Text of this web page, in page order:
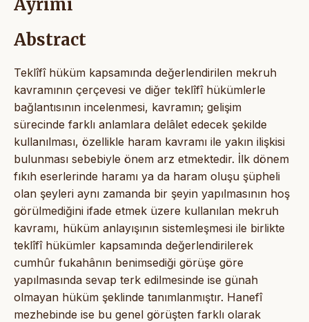
Ayrımı
Abstract
Teklîfî hüküm kapsamında değerlendirilen mekruh
kavramının çerçevesi ve diğer teklîfî hükümlerle
bağlantısının incelenmesi, kavramın; gelişim
sürecinde farklı anlamlara delâlet edecek şekilde
kullanılması, özellikle haram kavramı ile yakın ilişkisi
bulunması sebebiyle önem arz etmektedir. İlk dönem
fıkıh eserlerinde haramı ya da haram oluşu şüpheli
olan şeyleri aynı zamanda bir şeyin yapılmasının hoş
görülmediğini ifade etmek üzere kullanılan mekruh
kavramı, hüküm anlayışının sistemleşmesi ile birlikte
teklîfî hükümler kapsamında değerlendirilerek
cumhûr fukahânın benimsediği görüşe göre
yapılmasında sevap terk edilmesinde ise günah
olmayan hüküm şeklinde tanımlanmıştır. Hanefî
mezhebinde ise bu genel görüşten farklı olarak